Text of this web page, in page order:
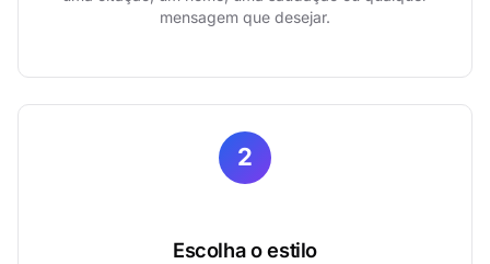
mensagem que desejar.
2
Escolha o estilo